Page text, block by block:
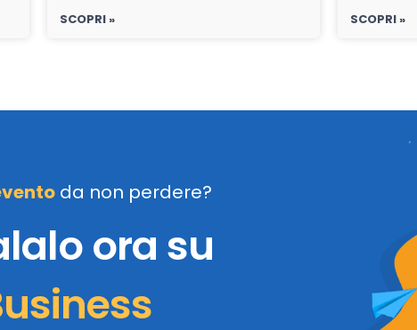
SCOPRI » SCOPRI »
da non perdere?
ora su